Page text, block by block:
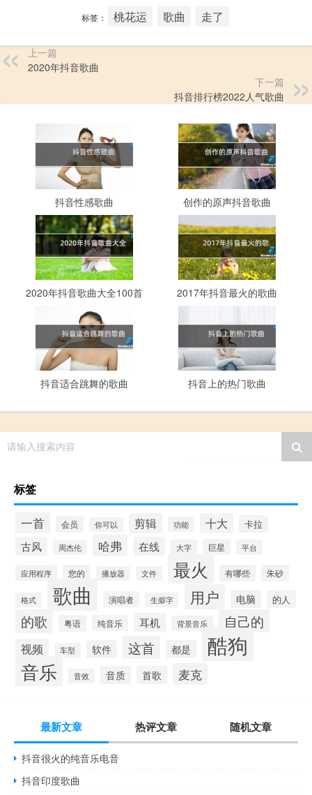
标签： 桃花运 歌曲 走了
上一篇
2020年抖音歌曲
下一篇
抖音排行榜2022人气歌曲
抖音性感歌曲 创作的原声抖音歌曲
2020年抖音歌曲大全100首 2017年抖音最火的歌曲
抖音适合跳舞的歌曲 抖音上的热门歌曲
请输入搜索内容
标签
一首 会员 你可以 剪辑 功能 十大 卡拉
古风 周杰伦 哈弗 在线 大字 巨星 平台
应用程序 您的 播放器 文件 最火 有哪些 朱砂
格式 歌曲 演唱者 生僻字 用户 电脑 的人
的歌 粤语 纯音乐 耳机 背景音乐 自己的
视频 车型 软件 这首 都是 酷狗
音乐 音效 音质 首歌 麦克
最新文章 热评文章 随机文章
抖音很火的纯音乐电音
抖音印度歌曲